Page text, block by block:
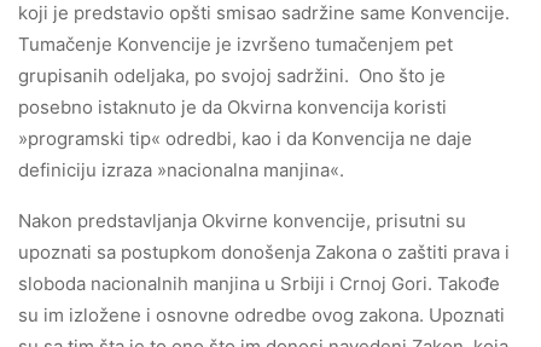
koji je predstavio opšti smisao sadržine same Konvencije.
Tumačenje Konvencije je izvršeno tumačenjem pet
grupisanih odeljaka, po svojoj sadržini. Ono što je
posebno istaknuto je da Okvirna konvencija koristi
»programski tip« odredbi, kao i da Konvencija ne daje
definiciju izraza »nacionalna manjina«.
Nakon predstavljanja Okvirne konvencije, prisutni su
upoznati sa postupkom donošenja Zakona o zaštiti prava i
sloboda nacionalnih manjina u Srbiji i Crnoj Gori. Takođe
su im izložene i osnovne odredbe ovog zakona. Upoznati